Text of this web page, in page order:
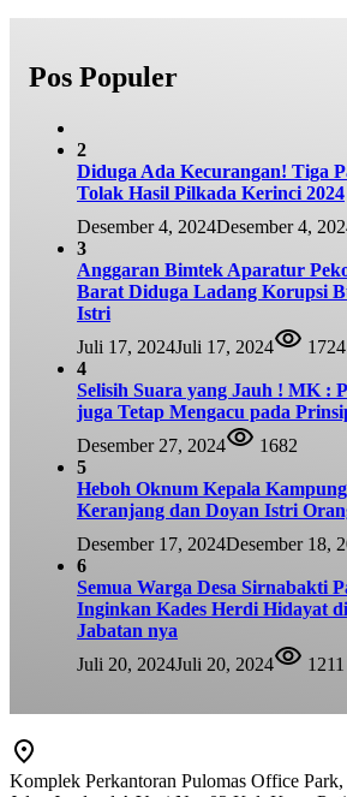
Pos Populer
2
Diduga Ada Kecurangan! Tiga
Tolak Hasil Pilkada Kerinci 2024
Desember 4, 2024Desember 4,
3
Anggaran Bimtek Aparatur
Barat Diduga Ladang Korupsi
Istri
Juli 17, 2024Juli 17, 2024
1724
4
Selisih Suara yang Jauh ! MK :
juga Tetap Mengacu pada
Desember 27, 2024
1682
5
Heboh Oknum Kepala
Keranjang dan Doyan Istri
Desember 17, 2024Desember 18,
6
Semua Warga Desa Sirnabakti
Inginkan Kades Herdi Hidayat
Jabatan nya
Juli 20, 2024Juli 20, 2024 1211
Komplek Perkantoran Pulomas Office